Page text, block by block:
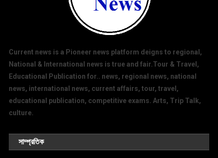
Current news is a Pioneer news platform deigns to regional,
National & International news is true and fair.Tour & Travel,
Educational Publication for.. news, regional news, national
news, international news, current affairs, tour, travel,
educational publication, competitive exams. Arts, Trip Talk,
culture.
সাম্প্রতিক